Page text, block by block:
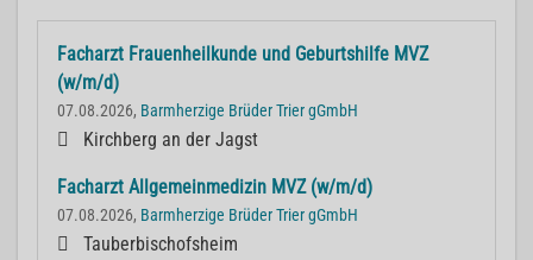
Facharzt Frauenheilkunde und Geburtshilfe MVZ
(w/m/d)
07.08.2026, Barmherzige Brüder Trier gGmbH
Kirchberg an der Jagst
Facharzt Allgemeinmedizin MVZ (w/m/d)
07.08.2026, Barmherzige Brüder Trier gGmbH
Tauberbischofsheim